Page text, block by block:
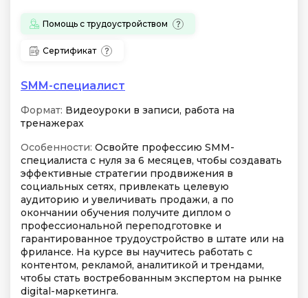
Помощь с трудоустройством
Сертификат
SMM-специалист
Формат: Видеоуроки в записи, работа на
тренажерах
Особенности: Освойте профессию SMM-
специалиста с нуля за 6 месяцев, чтобы создавать
эффективные стратегии продвижения в
социальных сетях, привлекать целевую
аудиторию и увеличивать продажи, а по
окончании обучения получите диплом о
профессиональной переподготовке и
гарантированное трудоустройство в штате или на
фрилансе. На курсе вы научитесь работать с
контентом, рекламой, аналитикой и трендами,
чтобы стать востребованным экспертом на рынке
digital-маркетинга.